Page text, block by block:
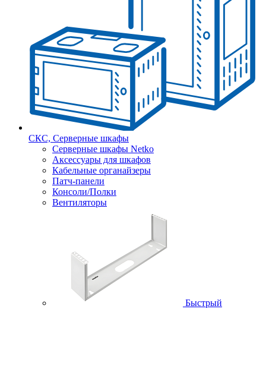
СКС, Серверные шкафы
Серверные шкафы Netko
Аксессуары для шкафов
Кабельные органайзеры
Патч-панели
Консоли/Полки
Вентиляторы
Быстрый